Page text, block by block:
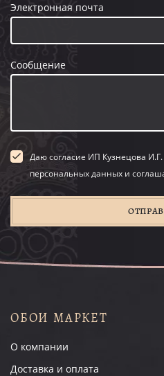
Электронная почта
Сообщение
Даю согласие ИП Кузнецова
персональных данных и
ОБОИ МАРКЕТ
О компании
Доставка и оплата